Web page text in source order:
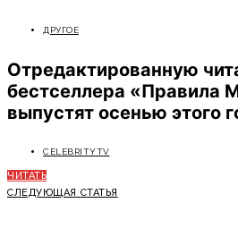
ДРУГОЕ
Отредактированную
бестселлера «Правила
выпустят осенью этого
CELEBRITYTV
ЧИТАТЬ
СЛЕДУЮЩАЯ СТАТЬЯ